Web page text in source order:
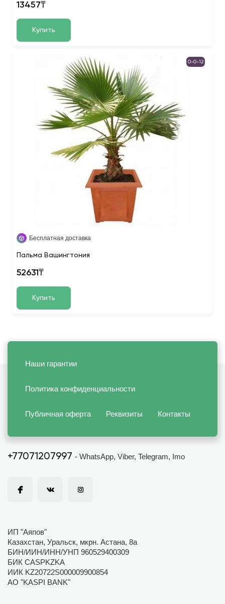
13457₸
Купить
0-0-12
Бесплатная доставка
Пальма Вашингтония
52631₸
Купить
Наши гарантии
Политика конфиденциальности
Публичная оферта Реквизиты Контакты
+77071207997 - WhatsApp, Viber, Telegram, Imo
ИП "Аяпов"
Казахстан, Уральск, мкрн. Астана, 8а
БИН/ИИН/ИНН/УНП 960529400309
БИК CASPKZKA
ИИК KZ20722S000009900854
АО "KASPI BANK"